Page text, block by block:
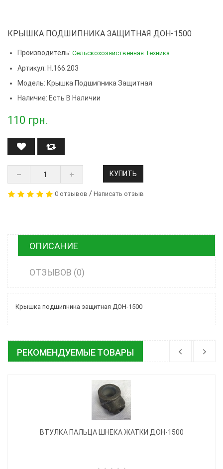
КРЫШКА ПОДШИПНИКА ЗАЩИТНАЯ ДОН-1500
Производитель: Сельскохозяйственная Техника
Артикул: Н.166.203
Модель: Крышка Подшипника Защитная
Наличие: Есть В Наличии
110 грн.
КУПИТЬ
0 отзывов / Написать отзыв
ОПИСАНИЕ
ОТЗЫВОВ (0)
Крышка подшипника защитная ДОН-1500
РЕКОМЕНДУЕМЫЕ ТОВАРЫ
ВТУЛКА ПАЛЬЦА ШНЕКА ЖАТКИ ДОН-1500